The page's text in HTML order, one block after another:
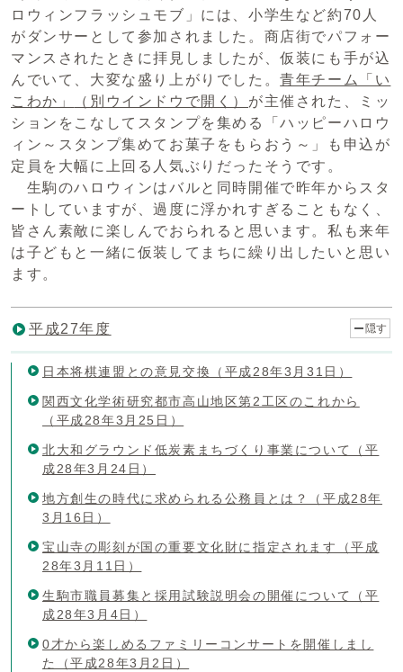
ロウィンフラッシュモブ」には、小学生など約70人
がダンサーとして参加されました。商店街でパフォー
マンスされたときに拝見しましたが、仮装にも手が込
んでいて、大変な盛り上がりでした。青年チーム「い
こわか」
（別ウインドウで開く） が主催された、ミッ
ションをこなしてスタンプを集める「ハッピーハロウ
ィン～スタンプ集めてお菓子をもらおう～」も申込が
定員を大幅に上回る人気ぶりだったそうです。
生駒のハロウィンはバルと同時開催で昨年からスタ
ートしていますが、過度に浮かれすぎることもなく、
皆さん素敵に楽しんでおられると思います。私も来年
は子どもと一緒に仮装してまちに繰り出したいと思い
ます。
平成27年度 隠す
日本将棋連盟との意見交換（平成28年3月31日）
関西文化学術研究都市高山地区第2工区のこれから
（平成28年3月25日）
北大和グラウンド低炭素まちづくり事業について（平
成28年3月24日）
地方創生の時代に求められる公務員とは？（平成28年
3月16日）
宝山寺の彫刻が国の重要文化財に指定されます（平成
28年3月11日）
生駒市職員募集と採用試験説明会の開催について（平
成28年3月4日）
0才から楽しめるファミリーコンサートを開催しまし
た（平成28年3月2日）